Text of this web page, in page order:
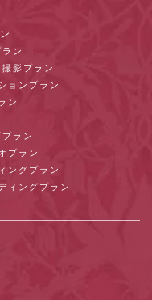
ン
影プラン
ョンプラン
ン
ラン
プラン
ングプラン
ィングプラン